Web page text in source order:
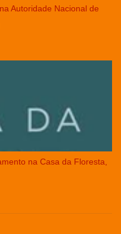
Autoridade Nacional de
na Casa da Floresta,